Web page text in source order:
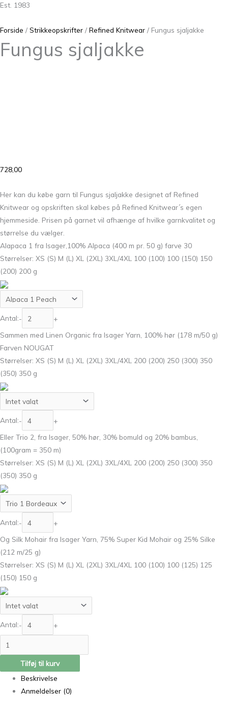
Est. 1983
Forside / Strikkeopskrifter / Refined Knitwear / Fungus sjaljakke
Fungus sjaljakke
728,00
Her kan du købe garn til Fungus sjaljakke designet af Refined
Knitwear og opskriften skal købes på Refined Knitwear´s egen
hjemmeside. Prisen på garnet vil afhænge af hvilke garnkvalitet og
størrelse du vælger.
Alapaca 1 fra Isager,100% Alpaca (400 m pr. 50 g) farve 30
Størrelser: XS (S) M (L) XL (2XL) 3XL/4XL 100 (100) 100 (150) 150
(200) 200 g
Antal:-
+
Sammen med Linen Organic fra Isager Yarn, 100% hør (178 m/50 g)
Farven NOUGAT
Størrelser: XS (S) M (L) XL (2XL) 3XL/4XL 200 (200) 250 (300) 350
(350) 350 g
Antal:-
+
Eller Trio 2, fra Isager, 50% hør, 30% bomuld og 20% bambus,
(100gram = 350 m)
Størrelser: XS (S) M (L) XL (2XL) 3XL/4XL 200 (200) 250 (300) 350
(350) 350 g
Antal:-
+
Og Silk Mohair fra Isager Yarn, 75% Super Kid Mohair og 25% Silke
(212 m/25 g)
Størrelser: XS (S) M (L) XL (2XL) 3XL/4XL 100 (100) 100 (125) 125
(150) 150 g
Antal:- +
Tilføj til kurv
Beskrivelse
Anmeldelser (0)